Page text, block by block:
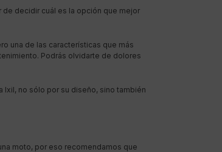
de decidir cuál es la opción que mejor
una de las características que más
Podrás olvidarte de dolores
Ixil, no sólo por su diseño, sino también
moto, por eso recomendamos que